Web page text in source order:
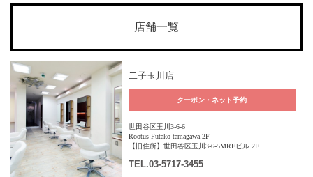
店舗一覧
二子玉川店
クーポン・ネット予約
世田谷区玉川3-6-6
Rootus Futako-tamagawa 2F
【旧住所】世田谷区玉川3-6-5MREビル 2F
TEL.03-5717-3455